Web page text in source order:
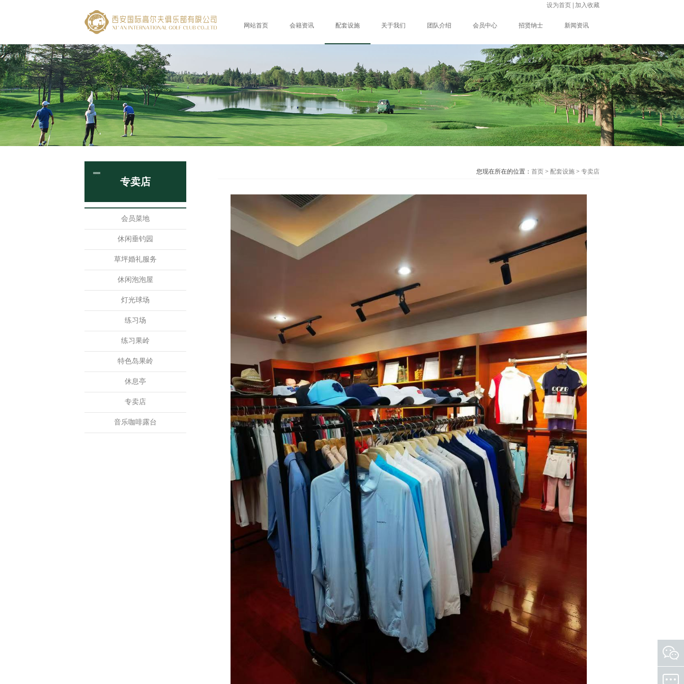
设为首页 加入收藏
网站首页 会籍资讯 配套设施 关于我们 团队介绍 会员中心 招贤纳士 新闻资讯
专卖店
会员菜地
休闲垂钓园
草坪婚礼服务
休闲泡泡屋
灯光球场
练习场
练习果岭
特色岛果岭
休息亭
专卖店
音乐咖啡露台
您现在所在的位置： 首页 > 配套设施 > 专卖店